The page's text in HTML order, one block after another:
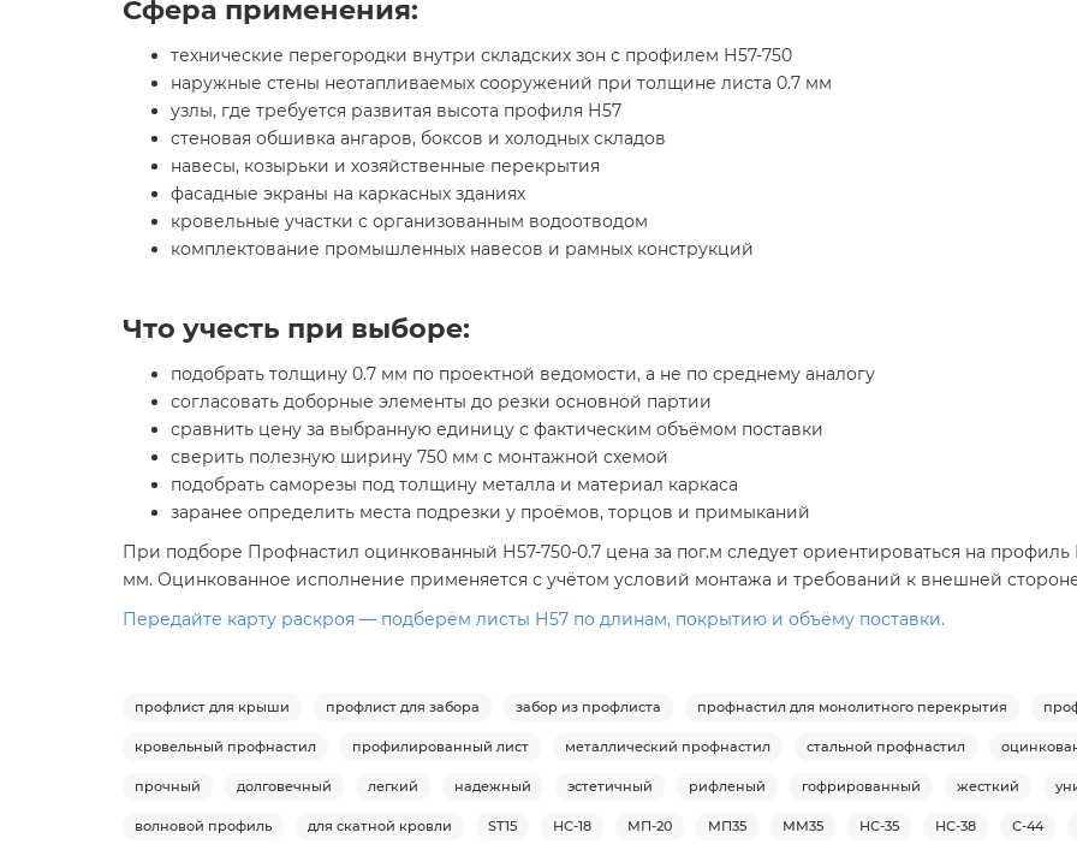
Сфера применения:
технические перегородки внутри складских зон с профилем Н57-750
наружные стены неотапливаемых сооружений при толщине листа 0.7 мм
узлы, где требуется развитая высота профиля Н57
стеновая обшивка ангаров, боксов и холодных складов
навесы, козырьки и хозяйственные перекрытия
фасадные экраны на каркасных зданиях
кровельные участки с организованным водоотводом
комплектование промышленных навесов и рамных конструкций
Что учесть при выборе:
подобрать толщину 0.7 мм по проектной ведомости, а не по среднему аналогу
согласовать доборные элементы до резки основной партии
сравнить цену за выбранную единицу с фактическим объёмом поставки
сверить полезную ширину 750 мм с монтажной схемой
подобрать саморезы под толщину металла и материал каркаса
заранее определить места подрезки у проёмов, торцов и примыканий
При подборе Профнастил оцинкованный Н57-750-0.7 цена за пог.м следует ориентироваться на
мм. Оцинкованное исполнение применяется с учётом условий монтажа и требований к внешней
Передайте карту раскроя — подберём листы Н57 по длинам, покрытию и объёму поставки.
профлист для крыши профлист для забора забор из профлиста профнастил для монолитного перекрытия
кровельный профнастил профилированный лист металлический профнастил стальной профнастил
прочный долговечный легкий надежный эстетичный рифленый гофрированный жесткий
волновой профиль для скатной кровли ST15 НС-18 МП-20 МП35 ММ35 НС-35 НС-38 С-44